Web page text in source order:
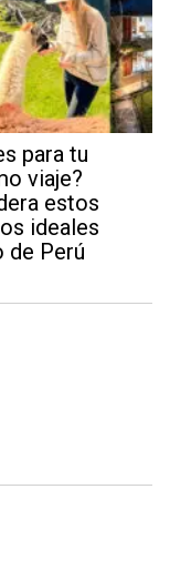
para tu
viaje?
estos
ideales
de Perú